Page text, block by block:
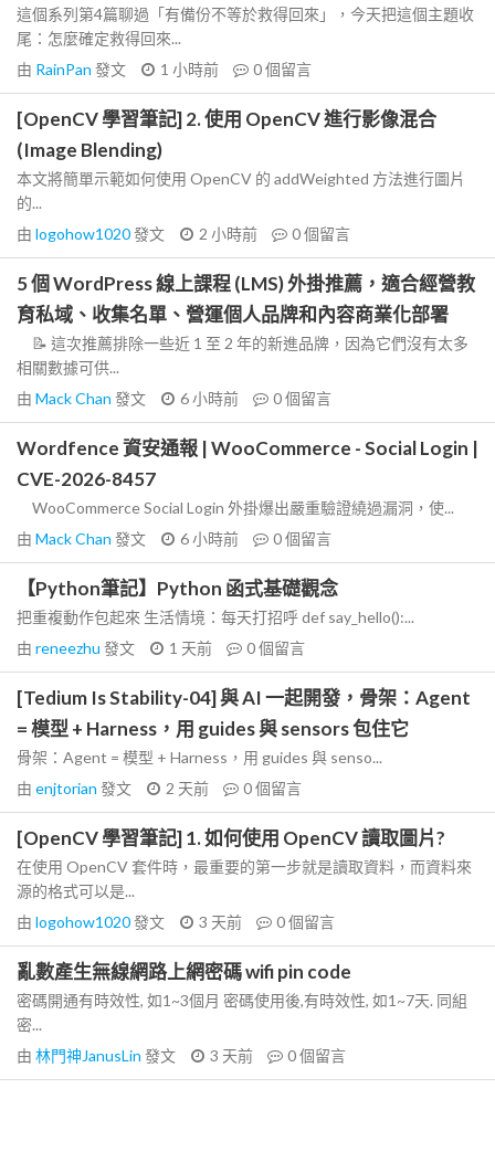
這個系列第4篇聊過「有備份不等於救得回來」，今天把這個主題收
尾：怎麼確定救得回來...
由 RainPan 發文 1 小時前 0個留言
[OpenCV 學習筆記] 2. 使用 OpenCV 進行影像混合
(Image Blending)
本文將簡單示範如何使用 OpenCV 的 addWeighted 方法進行圖片
的...
由 logohow1020發文 2 小時前 0個留言
5 個 WordPress 線上課程 (LMS) 外掛推薦，適合經營教
育私域、收集名單、營運個人品牌和內容商業化部署
📝 這次推薦排除一些近 1 至 2 年的新進品牌，因為它們沒有太多
相關數據可供...
由 Mack Chan 發文 6 小時前 0個留言
Wordfence 資安通報 | WooCommerce - Social Login |
CVE-2026-8457
WooCommerce Social Login 外掛爆出嚴重驗證繞過漏洞，使...
由 Mack Chan 發文 6 小時前 0個留言
【Python筆記】Python 函式基礎觀念
把重複動作包起來 生活情境：每天打招呼 def say_hello():...
由 reneezhu 發文 1 天前 0個留言
[Tedium Is Stability-04] 與 AI 一起開發，骨架：Agent
= 模型 + Harness，用 guides 與 sensors 包住它
骨架：Agent = 模型 + Harness，用 guides 與 senso...
由 enjtorian 發文 2 天前 0個留言
[OpenCV 學習筆記] 1. 如何使用 OpenCV 讀取圖片?
在使用 OpenCV 套件時，最重要的第一步就是讀取資料，而資料來
源的格式可以是...
由 logohow1020發文 3 天前 0個留言
亂數產生無線網路上網密碼 wifi pin code
密碼開通有時效性, 如1~3個月 密碼使用後,有時效性, 如1~7天. 同組
密...
由 林門神JanusLin 發文 3 天前 0個留言